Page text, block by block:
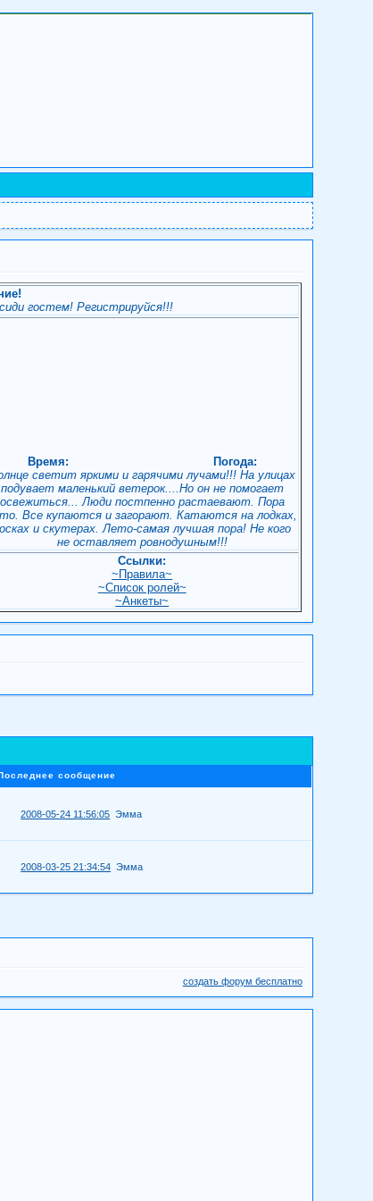
гостем! Регистрируйся!!!
Время:
Погода:
светит яркими и гарячими лучами!!! На улицах
подувает маленький ветерок....Но он не помогает
освежиться... Люди постпенно растаевают. Пора
Все купаются и загорают. Катаются на лодках,
и скутерах. Лето-самая лучшая пора! Не кого
не оставляет ровнодушным!!!
Ссылки:
~Правила~
~Список ролей~
~Анкеты~
Последнее сообщение
2008-05-24 11:56:05 Эмма
2008-03-25 21:34:54 Эмма
создать форум бесплатно